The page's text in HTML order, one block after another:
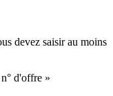
devez saisir au moins
d'offre »